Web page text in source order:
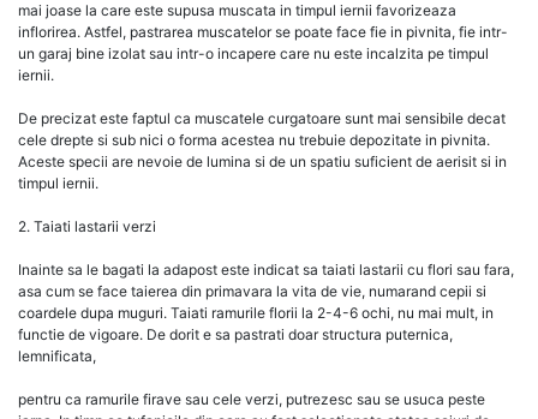
mai joase la care este supusa muscata in timpul iernii favorizeaza
inflorirea. Astfel, pastrarea muscatelor se poate face fie in pivnita, fie intr-
un garaj bine izolat sau intr-o incapere care nu este incalzita pe timpul
iernii.
De precizat este faptul ca muscatele curgatoare sunt mai sensibile decat
cele drepte si sub nici o forma acestea nu trebuie depozitate in pivnita.
Aceste specii are nevoie de lumina si de un spatiu suficient de aerisit si in
timpul iernii.
2. Taiati lastarii verzi
Inainte sa le bagati la adapost este indicat sa taiati lastarii cu flori sau fara,
asa cum se face taierea din primavara la vita de vie, numarand cepii si
coardele dupa muguri. Taiati ramurile florii la 2-4-6 ochi, nu mai mult, in
functie de vigoare. De dorit e sa pastrati doar structura puternica,
lemnificata,
pentru ca ramurile firave sau cele verzi, putrezesc sau se usuca peste